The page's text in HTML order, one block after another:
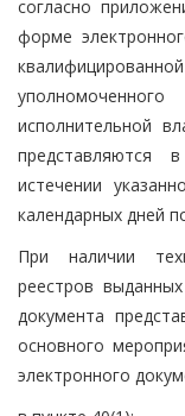
согласно
форме
исполнительной
истечении
календарных дней
При наличии
реестров
документа
основного
электронного